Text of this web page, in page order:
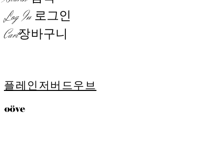
Log In 로그인
Cart장바구니
플레인저버드우브